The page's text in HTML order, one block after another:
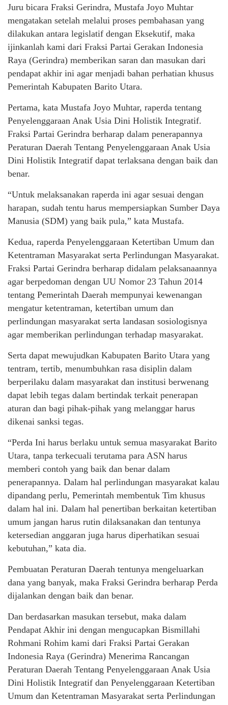
Juru bicara Fraksi Gerindra, Mustafa Joyo Muhtar
mengatakan setelah melalui proses pembahasan yang
dilakukan antara legislatif dengan Eksekutif, maka
ijinkanlah kami dari Fraksi Partai Gerakan Indonesia
Raya (Gerindra) memberikan saran dan masukan dari
pendapat akhir ini agar menjadi bahan perhatian khusus
Pemerintah Kabupaten Barito Utara.
Pertama, kata Mustafa Joyo Muhtar, raperda tentang
Penyelenggaraan Anak Usia Dini Holistik Integratif.
Fraksi Partai Gerindra berharap dalam penerapannya
Peraturan Daerah Tentang Penyelenggaraan Anak Usia
Dini Holistik Integratif dapat terlaksana dengan baik dan
benar.
“Untuk melaksanakan raperda ini agar sesuai dengan
harapan, sudah tentu harus mempersiapkan Sumber Daya
Manusia (SDM) yang baik pula,” kata Mustafa.
Kedua, raperda Penyelenggaraan Ketertiban Umum dan
Ketentraman Masyarakat serta Perlindungan Masyarakat.
Fraksi Partai Gerindra berharap didalam pelaksanaannya
agar berpedoman dengan UU Nomor 23 Tahun 2014
tentang Pemerintah Daerah mempunyai kewenangan
mengatur ketentraman, ketertiban umum dan
perlindungan masyarakat serta landasan sosiologisnya
agar memberikan perlindungan terhadap masyarakat.
Serta dapat mewujudkan Kabupaten Barito Utara yang
tentram, tertib, menumbuhkan rasa disiplin dalam
berperilaku dalam masyarakat dan institusi berwenang
dapat lebih tegas dalam bertindak terkait penerapan
aturan dan bagi pihak-pihak yang melanggar harus
dikenai sanksi tegas.
“Perda Ini harus berlaku untuk semua masyarakat Barito
Utara, tanpa terkecuali terutama para ASN harus
memberi contoh yang baik dan benar dalam
penerapannya. Dalam hal perlindungan masyarakat kalau
dipandang perlu, Pemerintah membentuk Tim khusus
dalam hal ini. Dalam hal penertiban berkaitan ketertiban
umum jangan harus rutin dilaksanakan dan tentunya
ketersedian anggaran juga harus diperhatikan sesuai
kebutuhan,” kata dia.
Pembuatan Peraturan Daerah tentunya mengeluarkan
dana yang banyak, maka Fraksi Gerindra berharap Perda
dijalankan dengan baik dan benar.
Dan berdasarkan masukan tersebut, maka dalam
Pendapat Akhir ini dengan mengucapkan Bismillahi
Rohmani Rohim kami dari Fraksi Partai Gerakan
Indonesia Raya (Gerindra) Menerima Rancangan
Peraturan Daerah Tentang Penyelenggaraan Anak Usia
Dini Holistik Integratif dan Penyelenggaraan Ketertiban
Umum dan Ketentraman Masyarakat serta Perlindungan